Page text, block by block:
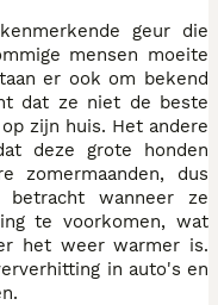
geur die
mensen moeite
er ook om bekend
dat ze niet de beste
zijn huis. Het andere
deze grote honden
zomermaanden, dus
wanneer ze
te voorkomen, wat
het weer warmer is.
in auto's en